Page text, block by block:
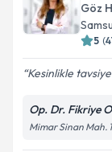
Göz
5 (
Kesinlikle
Op. Dr. Fikriye
Mimar Sinan Mah.